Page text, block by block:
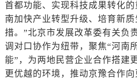
首都功能、实现科技成果转化的
南加快产业转型升级、培育新
措。”北京市发展改革委有关负
调对口协作为纽带，聚焦“河南
能”，为两地民营企业合作搭建
更优越的环境，推动京豫合作